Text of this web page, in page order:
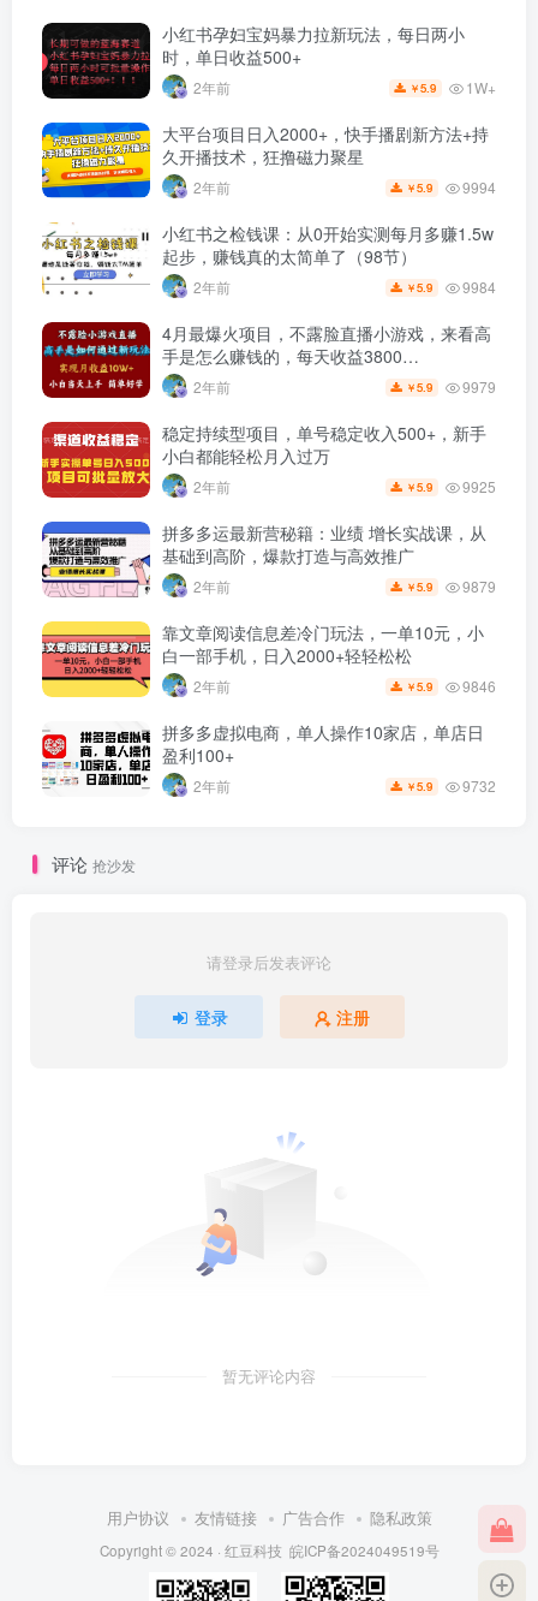
小红书孕妇宝妈暴力拉新玩法，每日两小
时，单日收益500+
2年前 ￥5.9 1W+
大平台项目日入2000+，快手播剧新方法+持
久开播技术，狂撸磁力聚星
2年前 ￥5.9 9994
小红书之检钱课：从0开始实测每月多赚1.5w
起步，赚钱真的太简单了（98节）
2年前 ￥5.9 9984
4月最爆火项目，不露脸直播小游戏，来看高
手是怎么赚钱的，每天收益3800…
2年前 ￥5.9 9979
稳定持续型项目，单号稳定收入500+，新手
小白都能轻松月入过万
2年前 ￥5.9 9925
拼多多运最新营秘籍：业绩 增长实战课，从
基础到高阶，爆款打造与高效推广
2年前 ￥5.9 9879
靠文章阅读信息差冷门玩法，一单10元，小
白一部手机，日入2000+轻轻松松
2年前 ￥5.9 9846
拼多多虚拟电商，单人操作10家店，单店日
盈利100+
2年前 ￥5.9 9732
评论 抢沙发
请登录后发表评论
登录 注册
暂无评论内容
用户协议 友情链接 广告合作 隐私政策
Copyright © 2024 · 红豆科技 皖ICP备2024049519号